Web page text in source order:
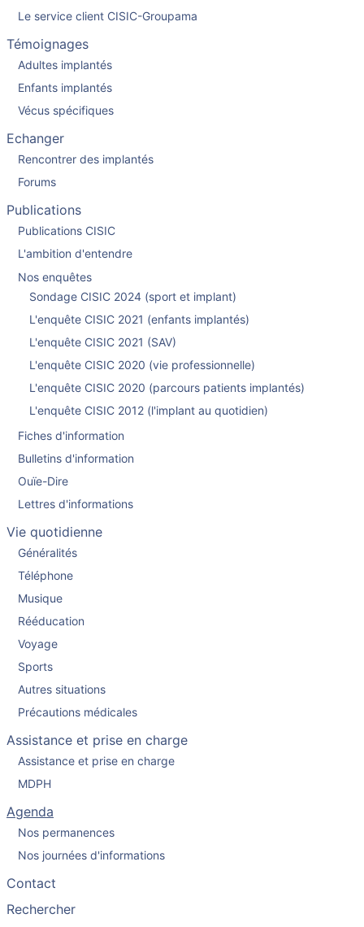
Le service client CISIC-Groupama
Témoignages
Adultes implantés
Enfants implantés
Vécus spécifiques
Echanger
Rencontrer des implantés
Forums
Publications
Publications CISIC
L'ambition d'entendre
Nos enquêtes
Sondage CISIC 2024 (sport et implant)
L'enquête CISIC 2021 (enfants implantés)
L'enquête CISIC 2021 (SAV)
L'enquête CISIC 2020 (vie professionnelle)
L'enquête CISIC 2020 (parcours patients implantés)
L'enquête CISIC 2012 (l'implant au quotidien)
Fiches d'information
Bulletins d'information
Ouïe-Dire
Lettres d'informations
Vie quotidienne
Généralités
Téléphone
Musique
Rééducation
Voyage
Sports
Autres situations
Précautions médicales
Assistance et prise en charge
Assistance et prise en charge
MDPH
Agenda
Nos permanences
Nos journées d'informations
Contact
Rechercher